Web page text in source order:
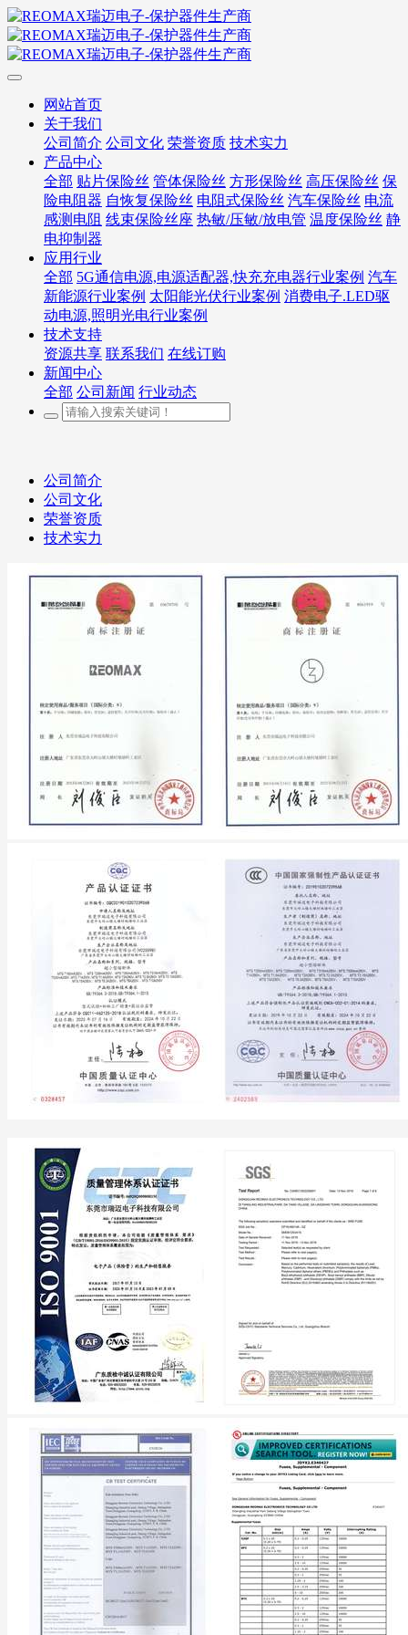
网站首页
关于我们
公司简介 公司文化 荣誉资质 技术实力
产品中心
全部 贴片保险丝 管体保险丝 方形保险丝 高压保险丝 保
险电阻器 自恢复保险丝 电阻式保险丝 汽车保险丝 电流
感测电阻 线束保险丝座 热敏/压敏/放电管 温度保险丝 静
电抑制器
应用行业
全部 5G通信电源,电源适配器,快充充电器行业案例 汽车
新能源行业案例 太阳能光伏行业案例 消费电子.LED驱
动电源,照明光电行业案例
技术支持
资源共享 联系我们 在线订购
新闻中心
全部 公司新闻 行业动态
公司简介
公司文化
荣誉资质
技术实力